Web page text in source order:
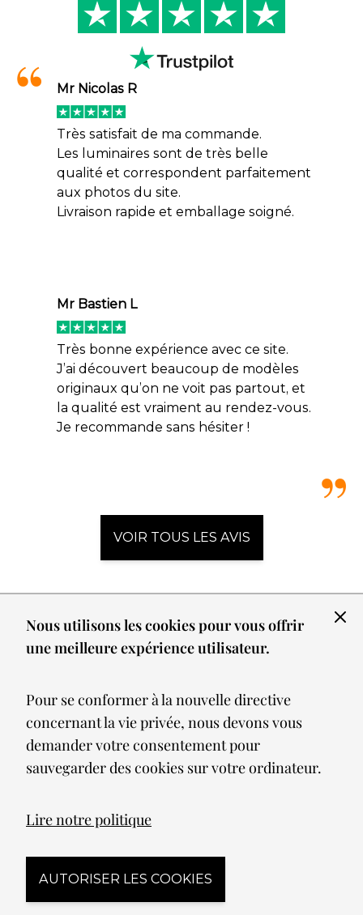
Nous utilisons les cookies pour vous offrir
une meilleure expérience utilisateur.
Pour se conformer à la nouvelle directive
concernant la vie privée, nous devons vous
demander votre consentement pour
sauvegarder des cookies sur votre ordinateur.
Lire notre politique
AUTORISER LES COOKIES
Mr Nicolas R
Très satisfait de ma commande.
Les luminaires sont de très belle
qualité et correspondent parfaitement
aux photos du site.
Livraison rapide et emballage soigné.
Mr Bastien L
Très bonne expérience avec ce site.
J’ai découvert beaucoup de modèles
originaux qu’on ne voit pas partout, et
la qualité est vraiment au rendez-vous.
Je recommande sans hésiter !
VOIR TOUS LES AVIS
Pourquoi choisir
extérieure ?
applique extérieure
va bien au-delà de
son rôle premier d’éclairage :
Renforcer la sécurité
des portes, portails ou le long d’une
allée, les appliques réduisent les
zones d’ombre et dissuadent les